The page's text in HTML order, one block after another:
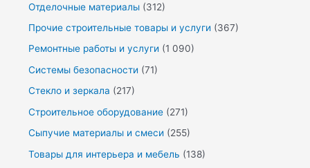
Отделочные материалы (312)
Прочие строительные товары и услуги (367)
Ремонтные работы и услуги (1 090)
Системы безопасности (71)
Стекло и зеркала (217)
Строительное оборудование (271)
Сыпучие материалы и смеси (255)
Товары для интерьера и мебель (138)